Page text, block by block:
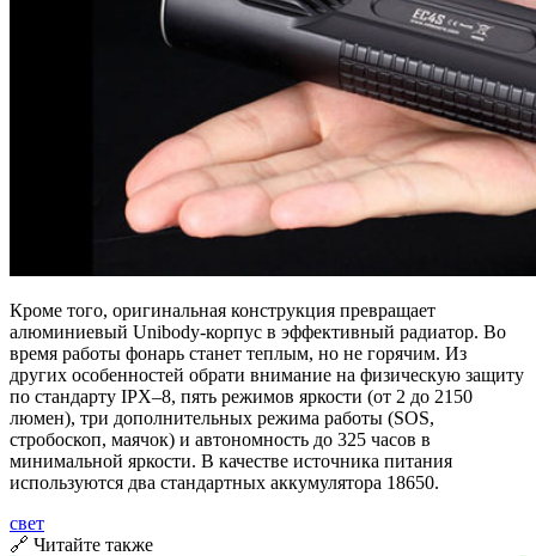
Кроме того, оригинальная конструкция превращает
алюминиевый Unibody-корпус в эффективный радиатор. Во
время работы фонарь станет теплым, но не горячим. Из
других особенностей обрати внимание на физическую защиту
по стандарту IPX–8, пять режимов яркости (от 2 до 2150
люмен), три дополнительных режима работы (SOS,
стробоскоп, маячок) и автономность до 325 часов в
минимальной яркости. В качестве источника питания
используются два стандартных аккумулятора 18650.
свет
🔗 Читайте также